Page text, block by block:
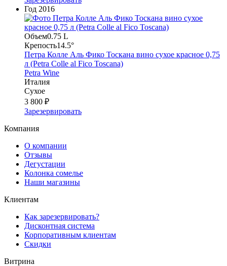
Год 2016
Объем0.75 L
Крепость14.5°
Петра Колле Аль Фико Тоскана вино сухое красное 0,75
л (Petra Colle al Fico Toscana)
Petra Wine
Италия
Сухое
3 800 ₽
Зарезервировать
Компания
О компании
Отзывы
Дегустации
Колонка сомелье
Наши магазины
Клиентам
Как зарезервировать?
Дисконтная система
Корпоративным клиентам
Скидки
Витрина